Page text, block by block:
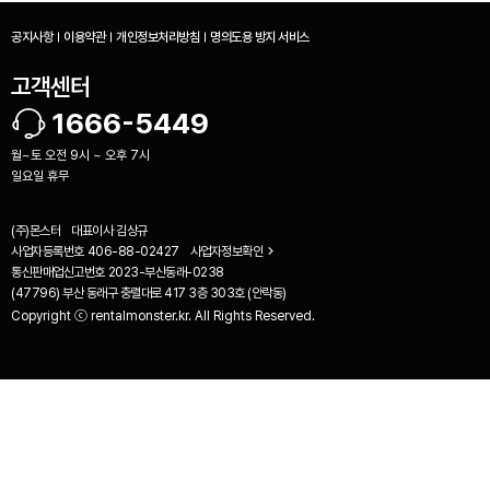
공지사항 이용약관 개인정보처리방침 명의도용 방지 서비스
고객센터
1666-5449
월~토 오전 9시 ~ 오후 7시
일요일 휴무
(주)몬스터 대표이사 김상규
사업자등록번호 406-88-02427
사업자정보확인
통신판매업신고번호 2023-부산동래-0238
(47796) 부산 동래구 충렬대로 417 3층 303호 (안락동)
Copyright ⓒ rentalmonster.kr. All Rights Reserved.